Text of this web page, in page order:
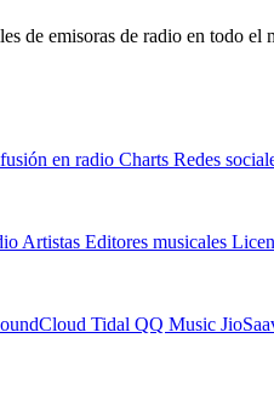
de emisoras de radio en todo el
en radio Charts Redes
Artistas Editores musicales
Tidal QQ Music